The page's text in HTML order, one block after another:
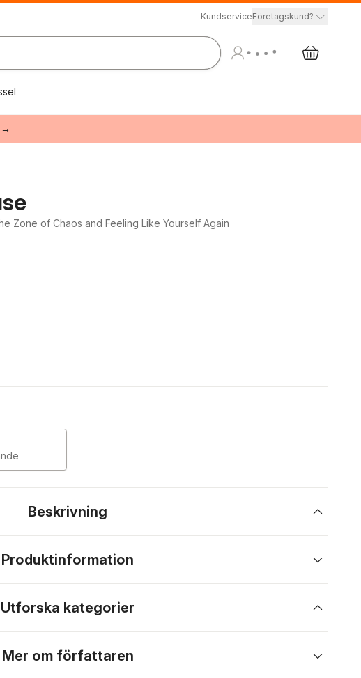
KundserviceFöretagskund?
→
Zone of Chaos and Feeling Like Yourself Again
Beskrivning
Produktinformation
Utforska kategorier
Mer om författaren